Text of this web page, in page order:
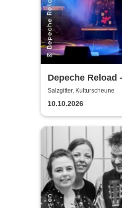
Depeche Reload
Depeche Mode
Salzgitter, Kulturscheune
10.10.2026